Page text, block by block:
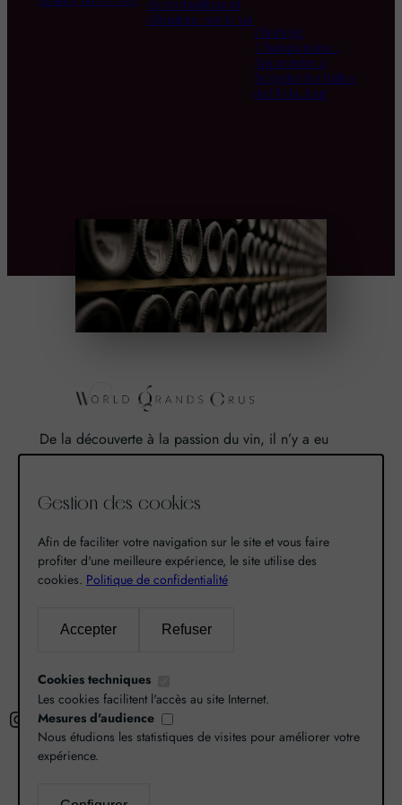
du réchauffement
climatique sur le vin
L’Horloge
Champenoise :
Apprendre à
Déguster les Bulles
au Fil du Jour
De la découverte à la passion du vin, il n’y a eu
qu’un pas. Un pas que nous avons franchi en faisant
là est né World Grands Crus avec pour mission de
nos terroirs.
Recherche
c
Instagram X
Gestion des cookies
Afin de faciliter votre navigation sur le site et vous faire
profiter d'une meilleure expérience, le site utilise des
cookies. Politique de confidentialité
Accepter Refuser
Cookies techniques
Les cookies facilitent l'accès au site Internet.
Mesures d'audience
Nous étudions les statistiques de visites pour améliorer votre
expérience.